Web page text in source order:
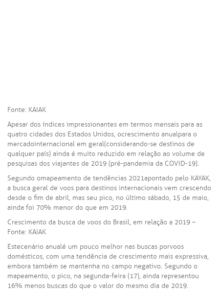
Fonte: KAIAK
Apesar dos índices impressionantes em termos mensais para as
quatro cidades dos Estados Unidos, ocrescimento anualpara o
mercadointernacional em geral(considerando-se destinos de
qualquer país) ainda é muito reduzido em relação ao volume de
pesquisas dos viajantes de 2019 (pré-pandemia da COVID-19).
Segundo o mapeamento de tendências 2021 apontado pelo KAYAK,
a busca geral de voos para destinos internacionais vem crescendo
desde o fim de abril, mas seu pico, no último sábado, 15 de maio,
ainda foi 70% menor do que em 2019.
Crescimento da busca de voos do Brasil, em relação a 2019 –
Fonte: KAIAK
Estecenário anualé um pouco melhor nas buscas porvoos
domésticos, com uma tendência de crescimento mais expressiva,
embora também se mantenha no campo negativo. Segundo o
mapeamento, o pico, na segunda-feira (17), ainda representou
16% menos buscas do que o valor do mesmo dia de 2019.